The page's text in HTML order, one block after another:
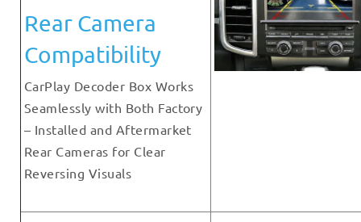
Rear Camera
Compatibility
CarPlay Decoder Box Works
Seamlessly with Both Factory
– Installed and Aftermarket
Rear Cameras for Clear
Reversing Visuals